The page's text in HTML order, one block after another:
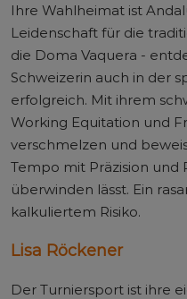
Ihre Wahlheimat ist
Leidenschaft für die
die Doma Vaquera -
Schweizerin auch in der
erfolgreich. Mit ihrem
Working Equitation und
verschmelzen und
Tempo mit Präzision und
überwinden lässt. Ein
kalkuliertem Risiko.
Lisa Röckener
Der Turniersport ist ihre